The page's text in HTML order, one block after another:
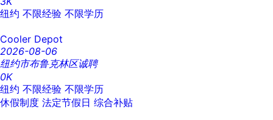
纽约 不限经验 不限学历
Cooler Depot
2026-08-06
纽约市布鲁克林区诚聘
0K
纽约 不限经验 不限学历
休假制度 法定节假日 综合补贴